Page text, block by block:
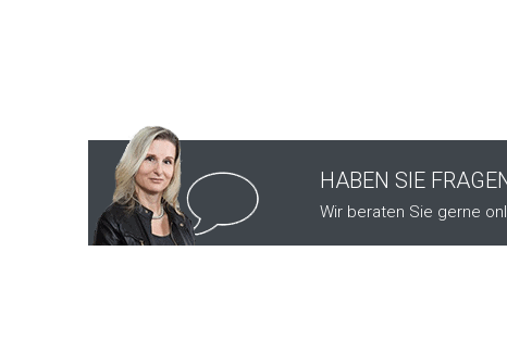
HABEN SIE
Wir beraten Sie gerne